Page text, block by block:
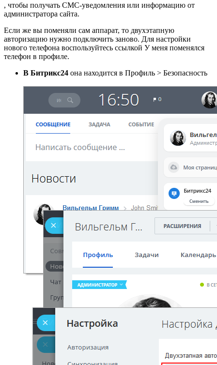
, чтобы получать СМС-уведомления или информацию от
администратора сайта.
Если же вы поменяли сам аппарат, то двухэтапную
авторизацию нужно подключить заново. Для настройки
нового телефона воспользуйтесь ссылкой У меня поменялся
телефон в профиле.
В Битрикс24 она находится в Профиль > Безопасность